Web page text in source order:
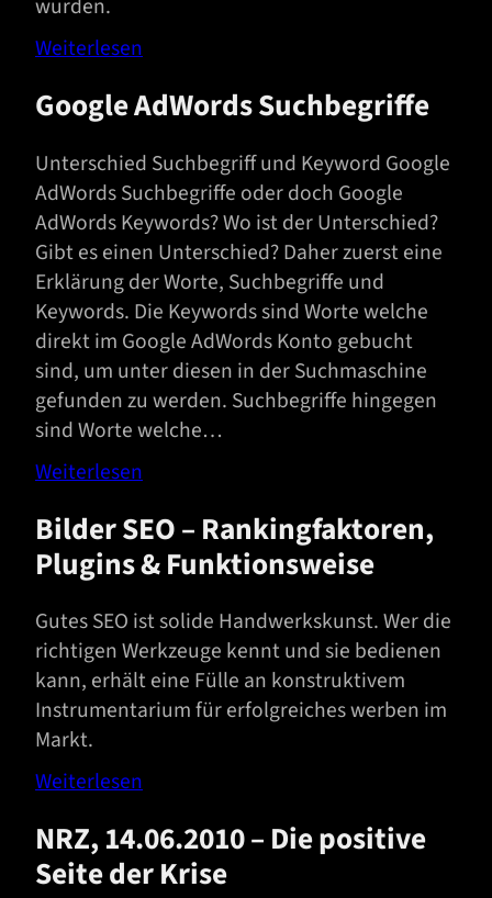
wurden.
Weiterlesen
Google AdWords Suchbegriffe
Unterschied Suchbegriff und Keyword Google
AdWords Suchbegriffe oder doch Google
AdWords Keywords? Wo ist der Unterschied?
Gibt es einen Unterschied? Daher zuerst eine
Erklärung der Worte, Suchbegriffe und
Keywords. Die Keywords sind Worte welche
direkt im Google AdWords Konto gebucht
sind, um unter diesen in der Suchmaschine
gefunden zu werden. Suchbegriffe hingegen
sind Worte welche…
Weiterlesen
Bilder SEO – Rankingfaktoren,
Plugins & Funktionsweise
Gutes SEO ist solide Handwerkskunst. Wer die
richtigen Werkzeuge kennt und sie bedienen
kann, erhält eine Fülle an konstruktivem
Instrumentarium für erfolgreiches werben im
Markt.
Weiterlesen
NRZ, 14.06.2010 – Die positive
Seite der Krise